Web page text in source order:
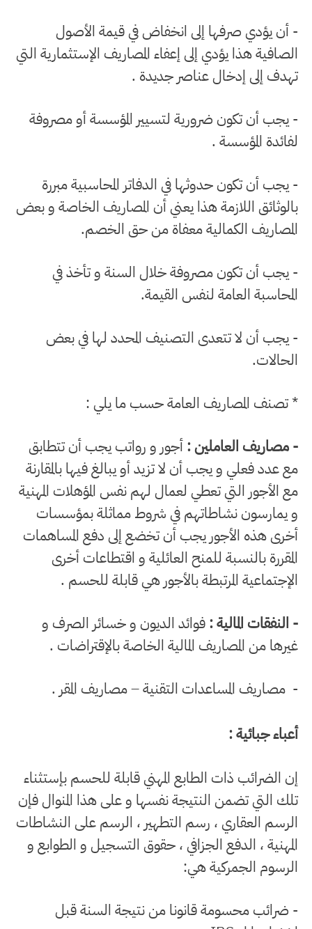
- أن يؤدي صرفها إلى انخفاض في قيمة الأصول
الصافية هذا يؤدي إلى إعفاء المصاريف الإستثمارية التي
تهدف إلى إدخال عناصر جديدة .
- يجب أن تكون ضرورية لتسيير المؤسسة أو مصروفة
لفائدة المؤسسة .
- يجب أن تكون حدوثها في الدفاتر المحاسبية مبررة
بالوثائق اللازمة هذا يعني أن المصاريف الخاصة و بعض
المصاريف الكمالية معفاة من حق الخصم.
- يجب أن تكون مصروفة خلال السنة و تأخذ في
المحاسبة العامة لنفس القيمة.
- يجب أن لا تتعدى التصنيف المحدد لها في بعض
الحالات.
* تصنف المصاريف العامة حسب ما يلي :
- مصاريف العاملين :أجور و رواتب يجب أن تتطابق
مع عدد فعلي و يجب أن لا تزيد أو يبالغ فيها بالمقارنة
مع الأجور التي تعطي لعمال لهم نفس المؤهلات المهنية
و يمارسون نشاطاتهم في شروط مماثلة بمؤسسات
أخرى هذه الأجور يجب أن تخضع إلى دفع المساهمات
المقررة بالنسبة للمنح العائلية و اقتطاعات أخرى
الإجتماعية المرتبطة بالأجور هي قابلة للحسم .
- النفقات المالية :فوائد الديون و خسائر الصرف و
غيرها من المصاريف المالية الخاصة بالإقتراضات .
- مصاريف المساعدات التقنية – مصاريف المقر .
أعباء جبائية :
إن الضرائب ذات الطابع المهني قابلة للحسم بإستثناء
تلك التي تضمن النتيجة نفسها و على هذا المنوال فإن
الرسم العقاري ، رسم التطهير ، الرسم على النشاطات
المهنية ، الدفع الجزافي ، حقوق التسجيل و الطوابع و
الرسوم الجمركية هي:
- ضرائب محسومة قانونا من نتيجة السنة قبل